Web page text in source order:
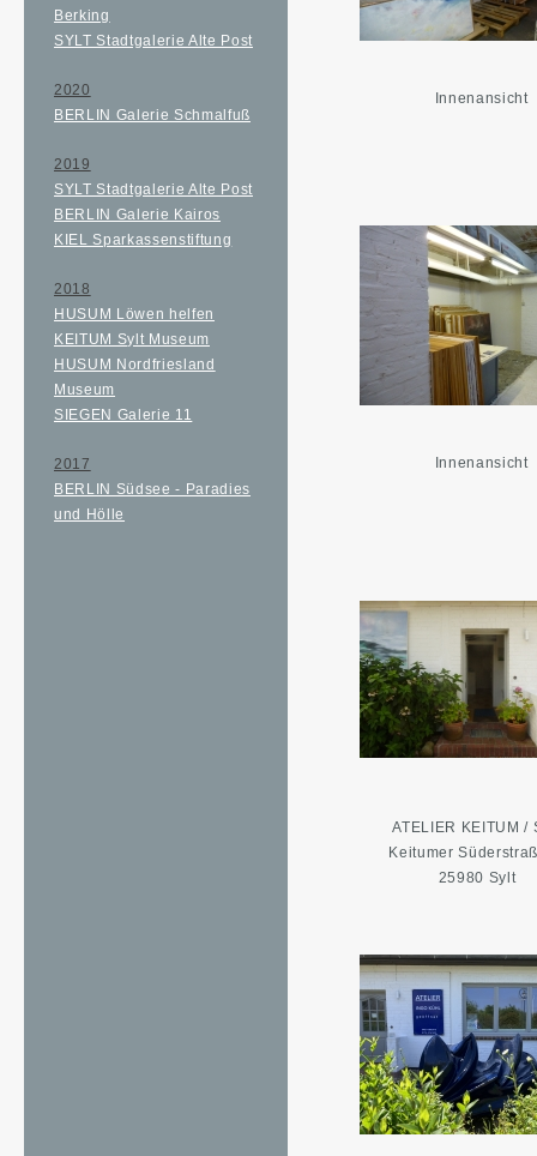
Berking
SYLT Stadtgalerie Alte Post
2020
BERLIN Galerie Schmalfuß
2019
SYLT Stadtgalerie Alte Post
BERLIN Galerie Kairos
KIEL Sparkassenstiftung
2018
HUSUM Löwen helfen
KEITUM Sylt Museum
HUSUM Nordfriesland
Museum
SIEGEN Galerie 11
2017
BERLIN Südsee - Paradies
und Hölle
Innenansicht
Innenansicht
ATELIER KEITUM /
Keitumer
25980 Sylt